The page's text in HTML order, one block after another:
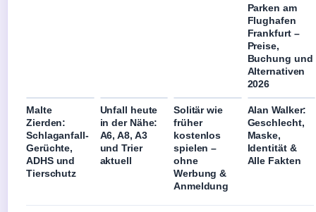
Parken am
Flughafen
Frankfurt –
Preise,
Buchung und
Alternativen
2026
Malte
Zierden:
Schlaganfall-
Gerüchte,
ADHS und
Tierschutz
Unfall heute
in der Nähe:
A6, A8, A3
und Trier
aktuell
Solitär wie
früher
kostenlos
spielen –
ohne
Werbung &
Anmeldung
Alan Walker:
Geschlecht,
Maske,
Identität &
Alle Fakten